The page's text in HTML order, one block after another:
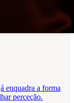
enquadra a forma
perceção.